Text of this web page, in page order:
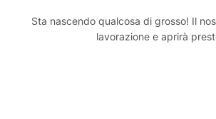
Sta nascendo qualcosa di grosso! Il
lavorazione e aprirà